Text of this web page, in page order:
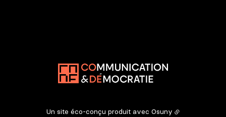
Un site éco-conçu produit avec Osuny